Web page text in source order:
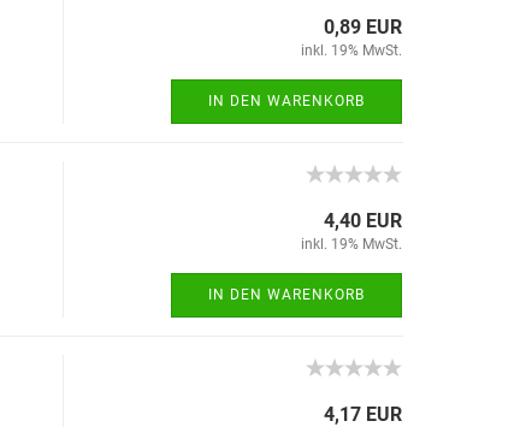
0,89 EUR
inkl. 19% MwSt.
IN DEN WARENKORB
4,40 EUR
inkl. 19% MwSt.
IN DEN WARENKORB
4,17 EUR